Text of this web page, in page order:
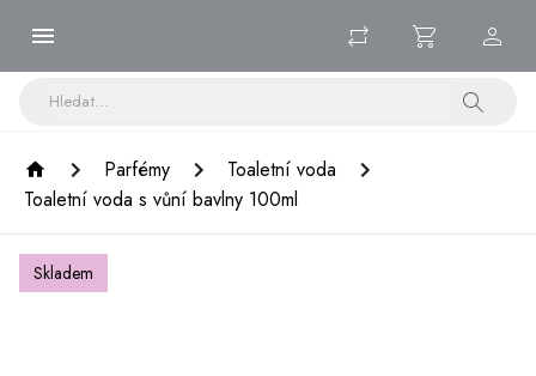
Parfémy
Toaletní voda
Toaletní voda s vůní bavlny 100ml
Skladem